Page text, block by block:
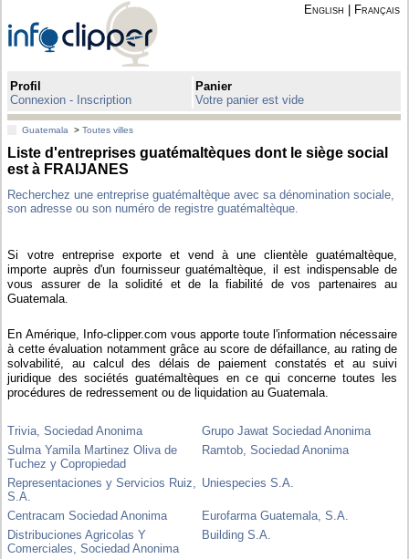
English Français
Profil
Connexion - Inscription
Panier
Votre panier est vide
Guatemala >Toutes villes
Liste d'entreprises guatémaltèques dont le siège social
est à FRAIJANES
Recherchez une entreprise guatémaltèque avec sa dénomination sociale,
son adresse ou son numéro de registre guatémaltèque.
Si votre entreprise exporte et vend à une clientèle guatémaltèque,
importe auprès d'un fournisseur guatémaltèque, il est indispensable de
vous assurer de la solidité et de la fiabilité de vos partenaires au
Guatemala.
En Amérique, Info-clipper.com vous apporte toute l'information nécessaire
à cette évaluation notamment grâce au score de défaillance, au rating de
solvabilité, au calcul des délais de paiement constatés et au suivi
juridique des sociétés guatémaltèques en ce qui concerne toutes les
procédures de redressement ou de liquidation au Guatemala.
Trivia, Sociedad Anonima
Grupo Jawat Sociedad Anonima
Sulma Yamila Martinez Oliva de
Tuchez y Copropiedad
Ramtob, Sociedad Anonima
Representaciones y Servicios Ruiz,
S.A.
Uniespecies S.A.
Centracam Sociedad Anonima
Eurofarma Guatemala, S.A.
Distribuciones Agricolas Y
Comerciales, Sociedad Anonima
Building S.A.